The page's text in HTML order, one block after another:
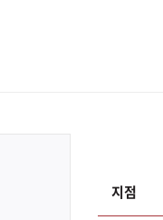
지점